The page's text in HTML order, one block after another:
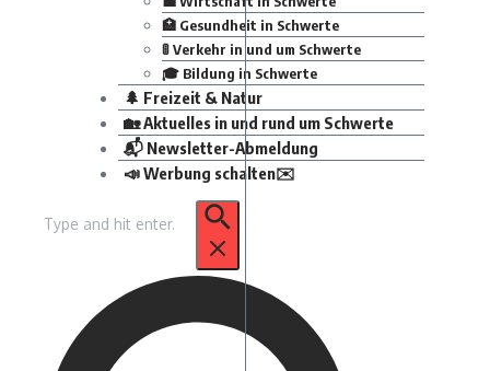
🏥 Gesundheit in Schwerte
🚦 Verkehr in und um Schwerte
🎓 Bildung in Schwerte
🌲 Freizeit & Natur
🏡 Aktuelles in und rund um Schwerte
📬 Newsletter-Abmeldung
📣 Werbung schalten✉️
nach: